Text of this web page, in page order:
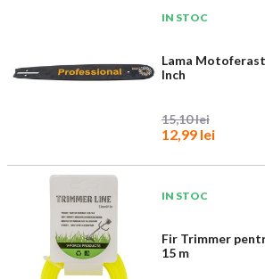
IN STOC
Lama
Inch
15,10 lei
12,99 lei
IN STOC
Fir Trimmer
15 m